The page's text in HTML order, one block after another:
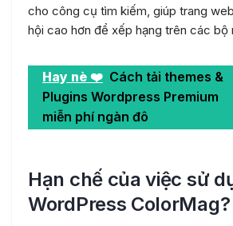
cho công cụ tìm kiếm, giúp trang
hội cao hơn để xếp hạng trên các bộ
Hay nè ❤️ Cách tải themes &
Plugins Wordpress Premium
miễn phí ngàn đô
Hạn chế của việc sử
WordPress ColorMag?